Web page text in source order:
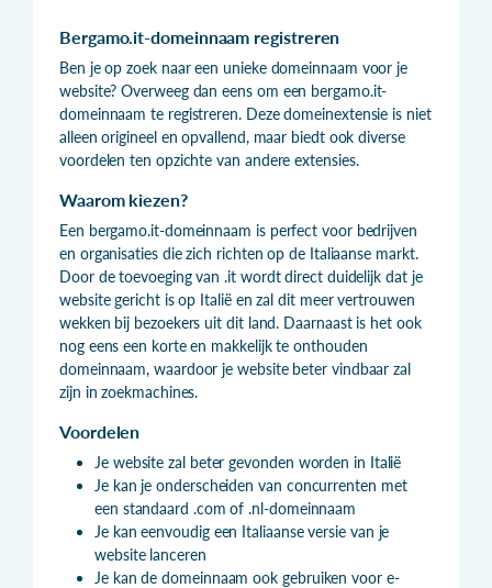
Bergamo.it-domeinnaam registreren
Ben je op zoek naar een unieke domeinnaam voor je
website? Overweeg dan eens om een bergamo.it-
domeinnaam te registreren. Deze domeinextensie is niet
alleen origineel en opvallend, maar biedt ook diverse
voordelen ten opzichte van andere extensies.
Waarom kiezen?
Een bergamo.it-domeinnaam is perfect voor bedrijven
en organisaties die zich richten op de Italiaanse markt.
Door de toevoeging van .it wordt direct duidelijk dat je
website gericht is op Italië en zal dit meer vertrouwen
wekken bij bezoekers uit dit land. Daarnaast is het ook
nog eens een korte en makkelijk te onthouden
domeinnaam, waardoor je website beter vindbaar zal
zijn in zoekmachines.
Voordelen
Je website zal beter gevonden worden in Italië
Je kan je onderscheiden van concurrenten met
een standaard .com of .nl-domeinnaam
Je kan eenvoudig een Italiaanse versie van je
website lanceren
Je kan de domeinnaam ook gebruiken voor e-